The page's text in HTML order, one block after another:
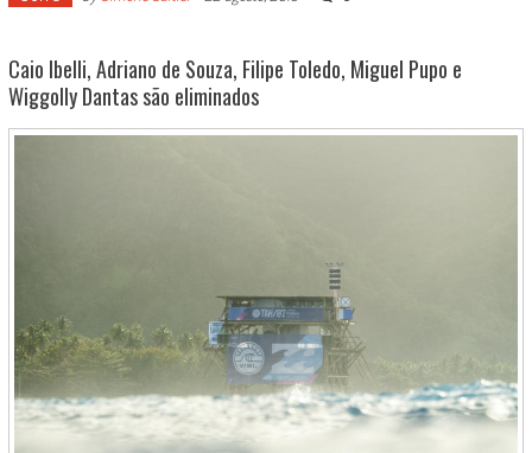
Caio Ibelli, Adriano de Souza, Filipe Toledo, Miguel Pupo e
Wiggolly Dantas são eliminados